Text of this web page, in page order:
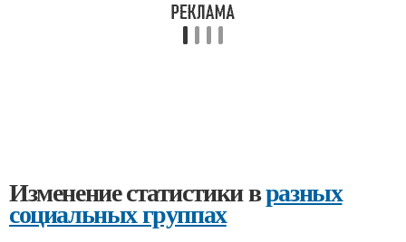
Изменение статистики вразных
социальных группах